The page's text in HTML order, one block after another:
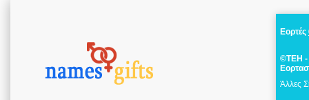
Εορτές
©ΤΕΗ -
Άλλες